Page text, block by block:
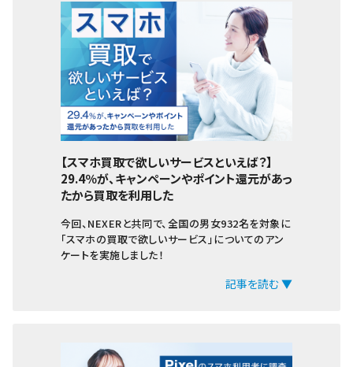
【スマホ買取で欲しいサービスといえば？】
29.4％が、キャンペーンやポイント還元があっ
たから買取を利用した
今回、NEXERと共同で、全国の男女932名を対象に
「スマホの買取で欲しいサービス」についてのアン
ケートを実施しました！
記事を読む ▼